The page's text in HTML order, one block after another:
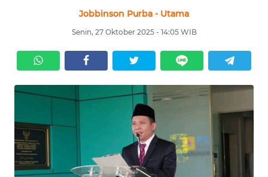
Jobbinson Purba - Utama
Senin, 27 Oktober 2025 - 14:05 WIB
SERBA-
SERBI
Informasi
INDEKS
BERITA